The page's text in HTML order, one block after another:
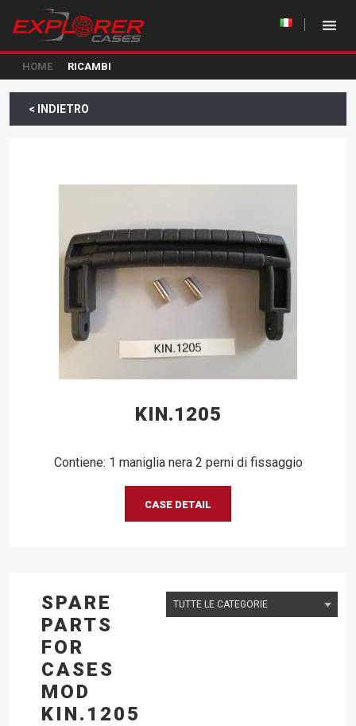
HOME RICAMBI
< INDIETRO
KIN.1205
Contiene: 1 maniglia nera 2 perni di fissaggio
CASE DETAIL
SPARE
PARTS
FOR
CASES
MOD
KIN.1205